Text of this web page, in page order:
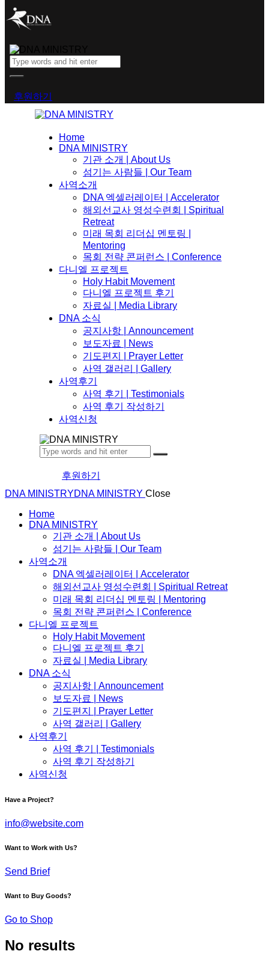
후원하기
Home
DNA MINISTRY
기관 소개 | About Us
섬기는 사람들 | Our Team
사역소개
DNA 엑셀러레이터​ | Accelerator
해외선교사 영성수련회 | Spiritual
Retreat
미래 목회 리더십 멘토링 |
Mentoring
목회 전략 콘퍼런스 | Conference
다니엘 프로젝트
Holy Habit Movement
다니엘 프로젝트 후기
자료실 | Media Library
DNA 소식
공지사항 | Announcement
보도자료 | News
기도편지 | Prayer Letter
사역 갤러리 | Gallery
사역후기
사역 후기 | Testimonials
사역 후기 작성하기
사역신청
후원하기
DNA MINISTRYDNA MINISTRY Close
Home
DNA MINISTRY
기관 소개 | About Us
섬기는 사람들 | Our Team
사역소개
DNA 엑셀러레이터​ | Accelerator
해외선교사 영성수련회 | Spiritual Retreat
미래 목회 리더십 멘토링 | Mentoring
목회 전략 콘퍼런스 | Conference
다니엘 프로젝트
Holy Habit Movement
다니엘 프로젝트 후기
자료실 | Media Library
DNA 소식
공지사항 | Announcement
보도자료 | News
기도편지 | Prayer Letter
사역 갤러리 | Gallery
사역후기
사역 후기 | Testimonials
사역 후기 작성하기
사역신청
Have a Project?
info@website.com
Want to Work with Us?
Send Brief
Want to Buy Goods?
Go to Shop
No results